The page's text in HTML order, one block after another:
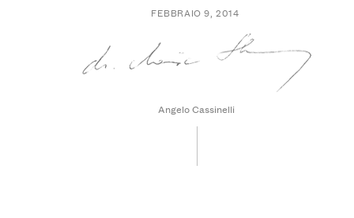
FEBBRAIO 9, 2014
Angelo Cassinelli